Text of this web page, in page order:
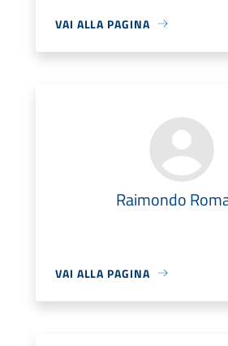
VAI ALLA PAGINA
Raimondo
VAI ALLA PAGINA